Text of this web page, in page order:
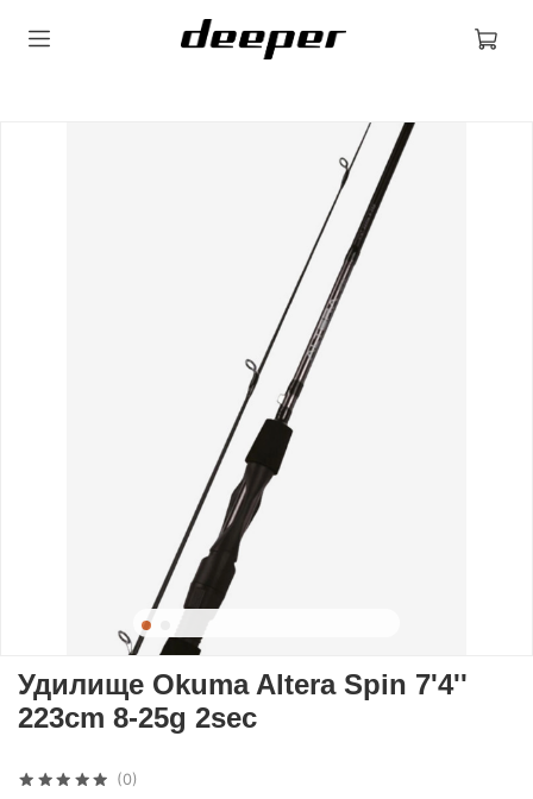
(0)
Удилище Okuma Altera Spin 7'4''
223cm 8-25g 2sec